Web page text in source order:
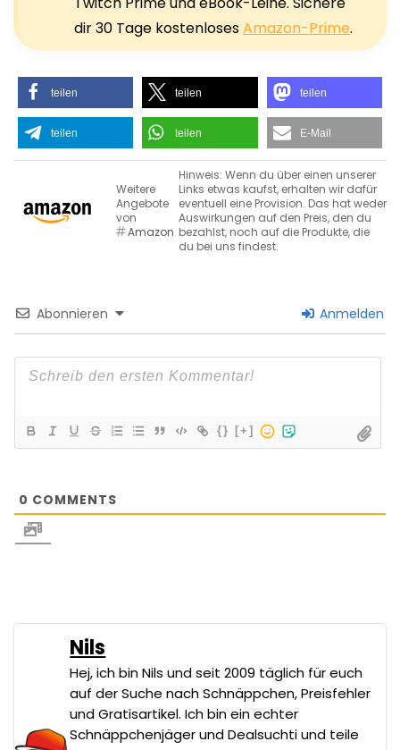
dir 30 Tage kostenlosesAmazon-Prime.
teilen teilen teilen
teilen teilen E-Mail
Weitere
Angebote
von
Amazon
Hinweis: Wenn du über einen unserer
Links etwas kaufst, erhalten wir dafür
eventuell eine Provision. Das hat weder
Auswirkungen auf den Preis, den du
bezahlst, noch auf die Produkte, die
du bei uns findest.
Abonnieren Anmelden
{} [+]
0 COMMENTS
Nils
Hej, ich bin Nils und seit 2009 täglich für euch
auf der Suche nach Schnäppchen, Preisfehler
und Gratisartikel. Ich bin ein echter
Schnäppchenjäger und Dealsuchti und teile